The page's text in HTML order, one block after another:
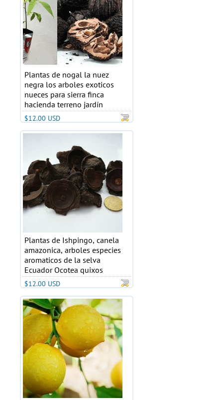
Plantas de nogal la nuez
negra los arboles exoticos
nueces para sierra finca
hacienda terreno jardín
$12.00 USD
Plantas de Ishpingo, canela
amazonica, arboles especies
aromaticos de la selva
Ecuador Ocotea quixos
$12.00 USD